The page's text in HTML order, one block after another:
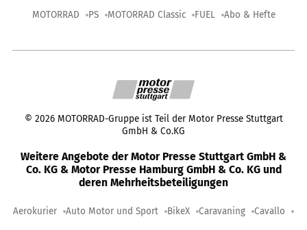
MOTORRAD PS MOTORRAD Classic FUEL Abo & Hefte
© 2026 MOTORRAD-Gruppe ist Teil der Motor Presse Stuttgart
GmbH & Co.KG
Weitere Angebote der Motor Presse Stuttgart GmbH &
Co. KG & Motor Presse Hamburg GmbH & Co. KG und
deren Mehrheitsbeteiligungen
Aerokurier Auto Motor und Sport BikeX Caravaning Cavallo